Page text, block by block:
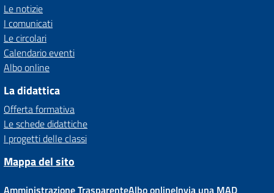
Le notizie
I comunicati
Le circolari
Calendario eventi
Albo online
La didattica
Offerta formativa
Le schede didattiche
I progetti delle classi
Mappa del sito
Amministrazione TrasparenteAlbo onlineInvia una MAD